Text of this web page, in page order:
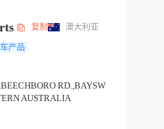
复制 澳大利亚
产品
RD.,BAYSW
AUSTRALIA